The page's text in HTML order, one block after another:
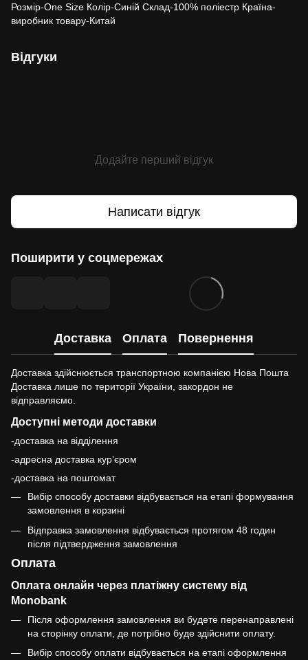
Розмір-One Size Колір-Синій Склад-100% поліестр Країна-
виробник товару-Китай
Відгуки
Додайте перший відгук
Написати відгук
Поширити у соцмережах
Доставка Оплата Повернення
Доставка здійснюється транспортною компанією Нова Пошта
Доставка лише по території України, закордон не
відправляємо.
Доступні методи доставки
-доставка на відділення
-адресна доставка курʼєром
-доставка на поштомат
Вибір способу доставки відбувається на етапі формування
замовлення в корзині
Відправка замовлення відбувається протягом 48 годин
після підтвердження замовлення
Оплата
Оплата онлайн через платіжну систему від
Monobank
Після оформлення замовлення ви будете перенаправлені
на сторінку оплати, де потрібно буде здійснити оплату.
Вибір способу оплати відбувається на етапі оформлення